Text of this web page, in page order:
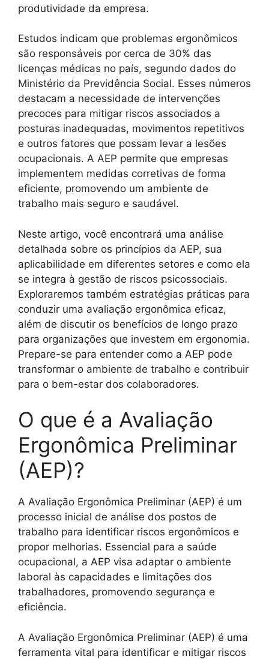
produtividade da empresa.
Estudos indicam que problemas ergonômicos
são responsáveis por cerca de 30% das
licenças médicas no país, segundo dados do
Ministério da Previdência Social. Esses números
destacam a necessidade de intervenções
precoces para mitigar riscos associados a
posturas inadequadas, movimentos repetitivos
e outros fatores que possam levar a lesões
ocupacionais. A AEP permite que empresas
implementem medidas corretivas de forma
eficiente, promovendo um ambiente de
trabalho mais seguro e saudável.
Neste artigo, você encontrará uma análise
detalhada sobre os princípios da AEP, sua
aplicabilidade em diferentes setores e como ela
se integra à gestão de riscos psicossociais.
Exploraremos também estratégias práticas para
conduzir uma avaliação ergonômica eficaz,
além de discutir os benefícios de longo prazo
para organizações que investem em ergonomia.
Prepare-se para entender como a AEP pode
transformar o ambiente de trabalho e contribuir
para o bem-estar dos colaboradores.
O que é a Avaliação
Ergonômica Preliminar
(AEP)?
A Avaliação Ergonômica Preliminar (AEP) é um
processo inicial de análise dos postos de
trabalho para identificar riscos ergonômicos e
propor melhorias. Essencial para a saúde
ocupacional, a AEP visa adaptar o ambiente
laboral às capacidades e limitações dos
trabalhadores, promovendo segurança e
eficiência.
A Avaliação Ergonômica Preliminar (AEP) é uma
ferramenta vital para identificar e mitigar riscos